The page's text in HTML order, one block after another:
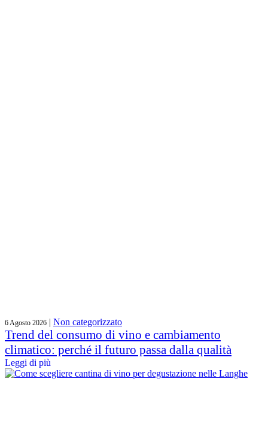
6 Agosto 2026 | Non categorizzato
Trend del consumo di vino e cambiamento
climatico: perché il futuro passa dalla qualità
Leggi di più